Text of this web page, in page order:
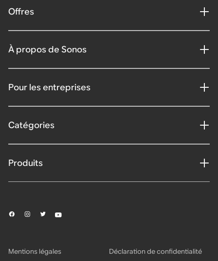
Offres
À propos de Sonos
Pour les entreprises
Catégories
Produits
Mentions légales Déclaration de confidentialité